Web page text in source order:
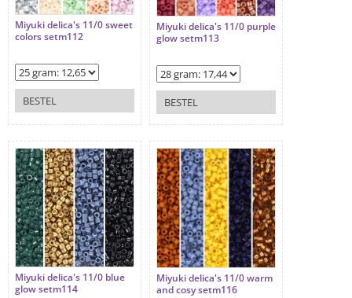
Miyuki delica's 11/0 sweet
colors setm112
BESTEL
Miyuki delica's 11/0 purple
glow setm113
BESTEL
Miyuki delica's 11/0 blue
glow setm114
Miyuki delica's 11/0 warm
and cosy setm116